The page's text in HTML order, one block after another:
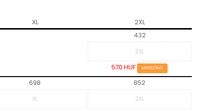
XL 2XL
432
570 HUF MEGSZŰNŐ
698
852